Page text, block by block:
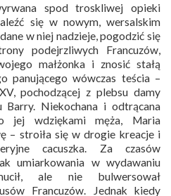
spod troskliwej opieki
się w nowym, wersalskim
w niej nadzieje, pogodzić się
podejrzliwych Francuzów,
małżonka i znosić stałą
panującego wówczas teścia –
pochodzącej z plebsu damy
Barry. Niekochana i odtrącana
jej wdziękami męża, Maria
– stroiła się w drogie kreacje i
cacuszka. Za czasów
umiarkowania w wydawaniu
ale nie bulwersował
Francuzów. Jednak kiedy